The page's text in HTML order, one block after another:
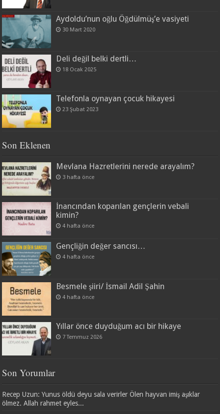
Aydoldu’nun oğlu Öğdülmüş’e vasiyeti
30 Mart 2020
Deli değil belki dertli…
18 Ocak 2025
Telefonla oynayan çocuk hikayesi
23 Şubat 2023
Son Eklenen
Mevlana Hazretlerini nerede arayalım?
3 hafta önce
İnancından koparılan gençlerin vebali
kimin?
4 hafta önce
Gençliğin değer sancısı…
4 hafta önce
Besmele şiiri/ İsmail Adil Şahin
4 hafta önce
Yıllar önce duyduğum acı bir hikaye
7 Temmuz 2026
Son Yorumlar
Recep Uzun: Yunus öldü deyu sala verirler Ölen hayvan imiş aşıklar
ölmez. Allah rahmet eyles...